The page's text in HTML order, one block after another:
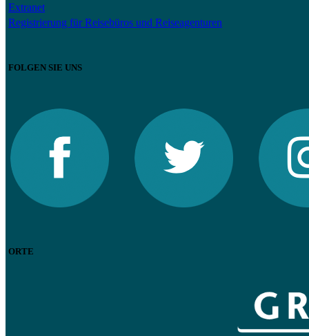
Extranet
Registrierung für Reisebüros und Reiseagenturen
FOLGEN SIE UNS
ORTE